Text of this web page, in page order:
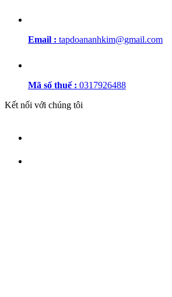
Email : tapdoananhkim@gmail.com
Mã số thuế : 0317926488
Kết nối với chúng tôi